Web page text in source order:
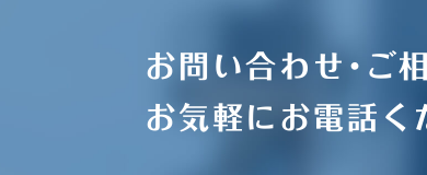
お問い合わせ･ご
お気軽にお電話く